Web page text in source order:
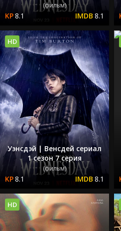
(фильм)
8.1 8.1
Уэнсдэй | Венсдей сериал
1 сезон 7 серия
(фильм)
8.1 8.1
HD
HD